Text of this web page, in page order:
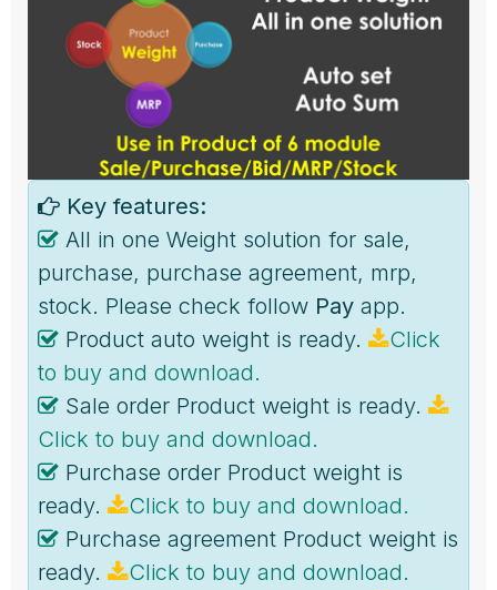
Key features:
All in one Weight solution for sale,
purchase, purchase agreement, mrp,
stock. Please check follow Pay app.
Product auto weight is ready.
Click
to buy and download.
Sale order Product weight is ready.
Click to buy and download.
Purchase order Product weight is
ready.
Click to buy and download.
Purchase agreement Product weight is
ready.
Click to buy and download.